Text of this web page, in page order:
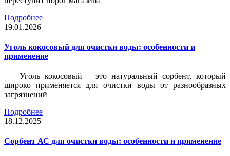
Подробнее
19.01.2026
Уголь кокосовый для очистки воды: особенности и
применение
Уголь кокосовый – это натуральный сорбент, который
широко применяется для очистки воды от разнообразных
загрязнений
Подробнее
18.12.2025
Сорбент АС для очистки воды: особенности и применение